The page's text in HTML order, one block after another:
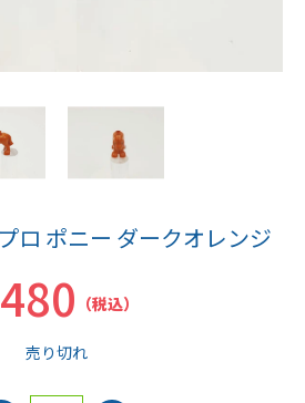
ロ ポニー ダークオレンジ
（税込）
売り切れ